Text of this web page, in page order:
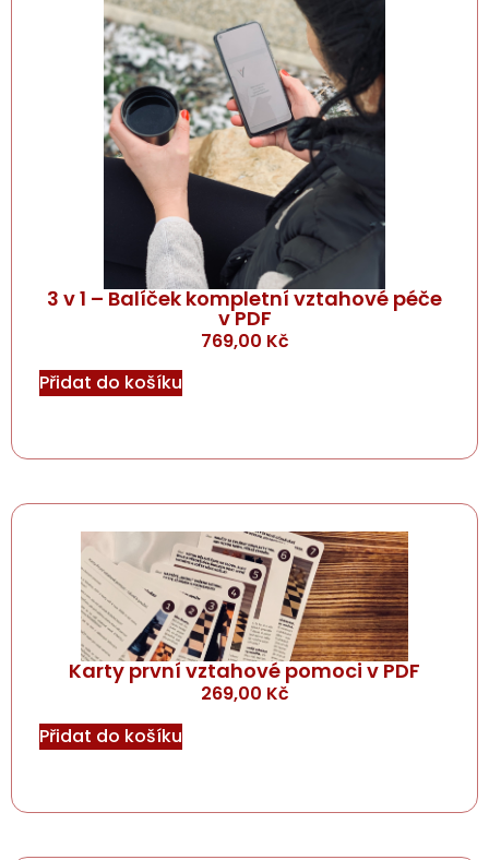
3 v 1 – Balíček kompletní vztahové péče
v PDF
769,00 Kč
Přidat do košíku
Karty první vztahové pomoci v PDF
269,00 Kč
Přidat do košíku